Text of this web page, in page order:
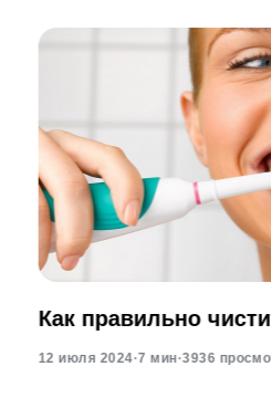
Как правильно
12 июля 2024·7 мин·3936